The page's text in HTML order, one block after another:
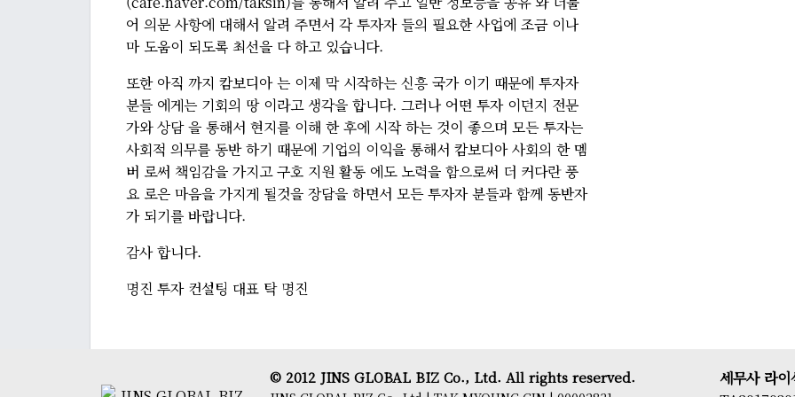
어 의문 사항에 대해서 알려 주면서 각 투자자 들의 필요한 사업에 조금 이나
마 도움이 되도록 최선을 다 하고 있습니다.
또한 아직 까지 캄보디아 는 이제 막 시작하는 신흥 국가 이기 때문에 투자자
분들 에게는 기회의 땅 이라고 생각을 합니다. 그러나 어떤 투자 이던지 전문
가와 상담 을 통해서 현지를 이해 한 후에 시작 하는 것이 좋으며 모든 투자는
사회적 의무를 동반 하기 때문에 기업의 이익을 통해서 캄보디아 사회의 한 멤
버 로써 책임감을 가지고 구호 지원 활동 에도 노력을 함으로써 더 커다란 풍
요 로은 마음을 가지게 될것을 장담을 하면서 모든 투자자 분들과 함께 동반자
가 되기를 바랍니다.
감사 합니다.
명진 투자 컨설팅 대표 탁 명진
© 2012 JINS GLOBAL BIZ Co., Ltd. All rights reserved.
세무사 라이